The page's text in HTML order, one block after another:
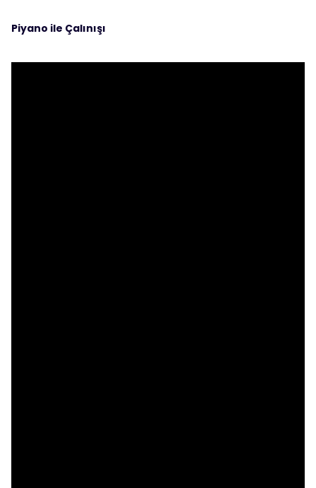
Piyano ile Çalınışı